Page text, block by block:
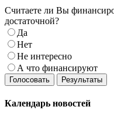
Считаете ли Вы
достаточной?
Да
Нет
Не интересно
А что финансируют
Голосовать Результаты
Календарь новостей